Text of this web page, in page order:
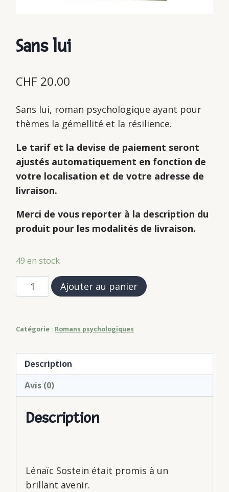
Sans lui
CHF 20.00
Sans lui, roman psychologique ayant pour
thèmes la gémellité et la résilience.
Le tarif et la devise de paiement seront
ajustés automatiquement en fonction de
votre localisation et de votre adresse de
livraison.
Merci de vous reporter à la description du
produit pour les modalités de livraison.
49 en stock
quantité
de
lui
Ajouter au panier
Catégorie : Romans psychologiques
Description
Avis (0)
Description
Lénaïc Sostein était promis à un
brillant avenir.